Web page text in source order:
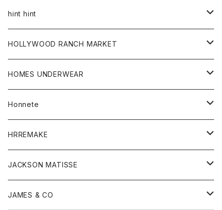
ジャケット
トップス
シャツ
カーディガン
ボトム
グッズ
帽子
帽子
hint hint
ストール
HOLLYWOOD RANCH MARKET
アウター
カーディガン
コート
アクセサリー
ウォレット
ストール
キッズ
Tシャツ
グッズ
アンダーウェア
トップス
HOMES UNDERWEAR
アウター
カーディガン
コート
キッズ
Tシャツ
ロンパース
グッズ
靴
トップス
Honnete
ブラウス
ワンピース
HRREMAKE
バック
キッズ
JACKSON MATISSE
Tシャツ
JAMES & CO